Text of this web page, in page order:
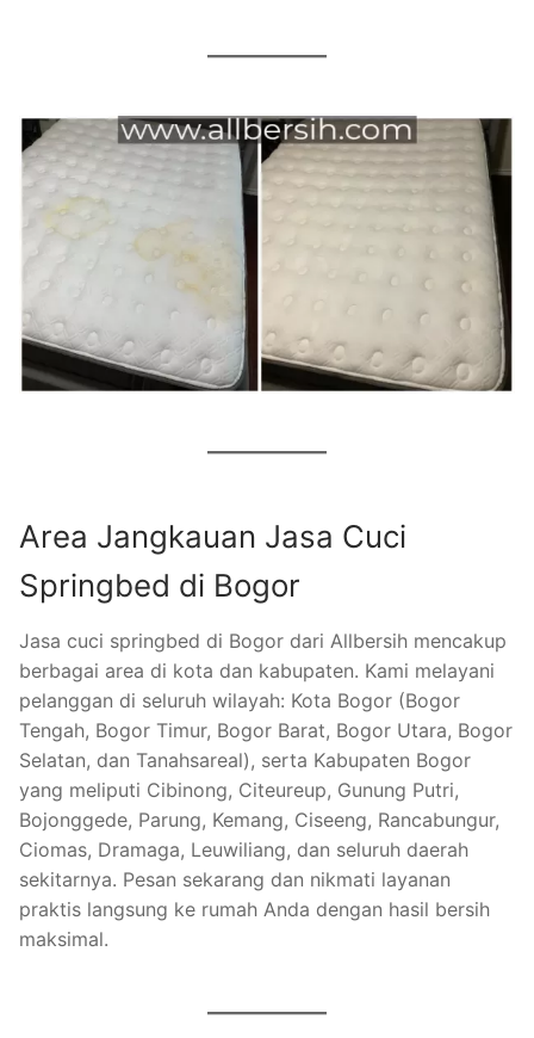
Area Jangkauan Jasa Cuci
Springbed di Bogor
Jasa cuci springbed di Bogor dari Allbersih mencakup
berbagai area di kota dan kabupaten. Kami melayani
pelanggan di seluruh wilayah: Kota Bogor (Bogor
Tengah, Bogor Timur, Bogor Barat, Bogor Utara, Bogor
Selatan, dan Tanahsareal), serta Kabupaten Bogor
yang meliputi Cibinong, Citeureup, Gunung Putri,
Bojonggede, Parung, Kemang, Ciseeng, Rancabungur,
Ciomas, Dramaga, Leuwiliang, dan seluruh daerah
sekitarnya. Pesan sekarang dan nikmati layanan
praktis langsung ke rumah Anda dengan hasil bersih
maksimal.